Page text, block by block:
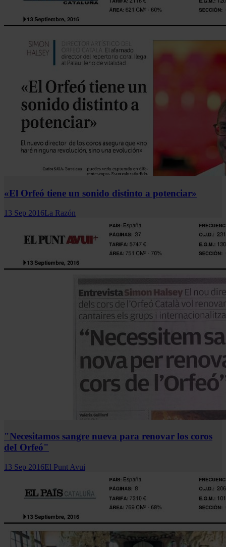
«El Orfeó tiene un sonido distinto a potenciar»
13 Sep 2016La Razón
"Necesitamos sangre nueva para renovar los coros
deI Orfeó"
13 Sep 2016El Punt Avui